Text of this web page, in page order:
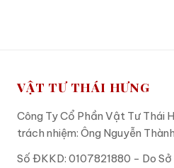
VẬT TƯ THÁI HƯNG
Công Ty Cổ Phần Vật Tư Thái
trách nhiệm: Ông Nguyễn
Số ĐKKD: 0107821880 - Do